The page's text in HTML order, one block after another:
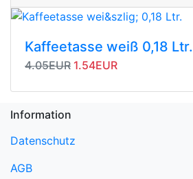
Kaffeetasse weiß 0,18 Ltr.
Originalpreis
4.05EUR Angebotspreis
1.54EUR
Information
Datenschutz
AGB